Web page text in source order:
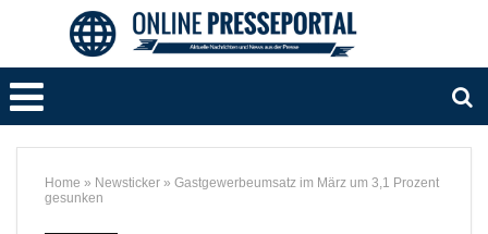
Home » Newsticker » Gastgewerbeumsatz im März um 3,1 Prozent
gesunken